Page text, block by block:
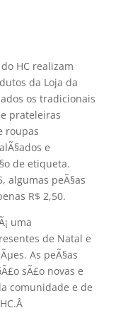
HC realizam
da Loja da
os tradicionais
prateleiras
roupas
e
de etiqueta.
algumas peÃ§as
R$ 2,50.
uma
de Natal e
As peÃ§as
sÃ£o novas e
comunidade e de
Â